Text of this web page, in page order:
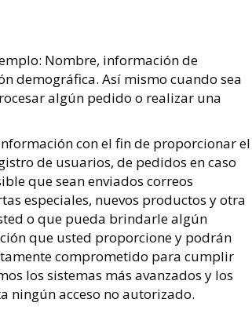
Nombre, información de
demográfica. Así mismo cuando sea
algún pedido o realizar una
con el fin de proporcionar el
de usuarios, de pedidos en caso
que sean enviados correos
especiales, nuevos productos y otra
o que pueda brindarle algún
que usted proporcione y podrán
comprometido para cumplir
los sistemas más avanzados y los
ningún acceso no autorizado.